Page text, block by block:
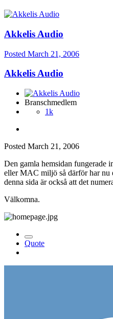
Akkelis Audio
Posted March 21, 2006
Akkelis Audio
Branschmedlem
1k
Posted March 21, 2006
Den gamla hemsidan fungerade
eller MAC miljö så därför har nu
denna sida är också att det
Välkomna.
Quote